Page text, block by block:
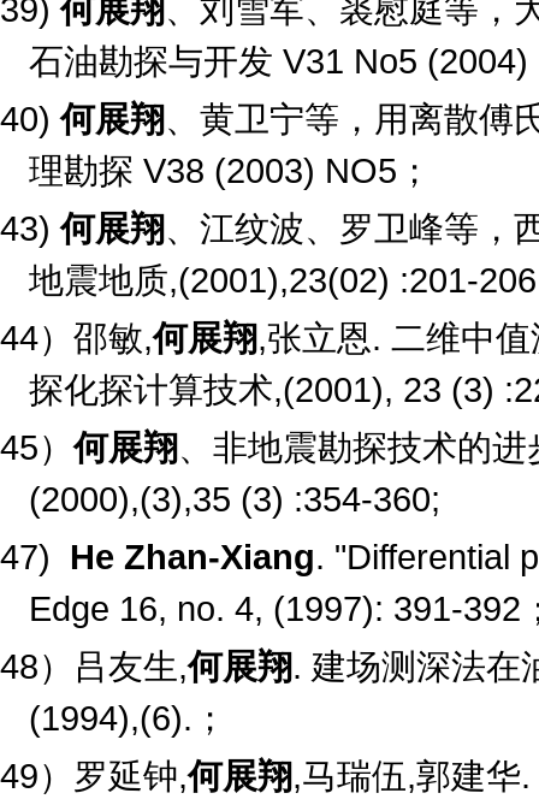
39)何展翔、刘雪军、裘慰庭等，
石油勘探与开发 V31 No5 (2004)
40)何展翔、黄卫宁等，用离散傅
理勘探 V38 (2003) NO5 ；
43)何展翔、江纹波、罗卫峰等，
地震地质,(2001),23(02) :201-206
44）邵敏,何展翔,张立恩. 二维中
探化探计算技术,(2001), 23 (3)
45）何展翔、非地震勘探技术的
(2000),(3),35 (3) :354-360;
47) He Zhan-Xiang. "Differential
Edge 16, no. 4, (1997): 391-392
48）吕友生,何展翔. 建场测深法在
(1994),(6). ；
49）罗延钟,何展翔,马瑞伍,郭建华.